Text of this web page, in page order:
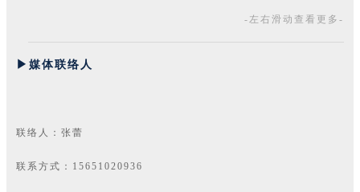
-左右滑动查看更多-
▶媒体联络人
联络人：张蕾
联系方式：15651020936